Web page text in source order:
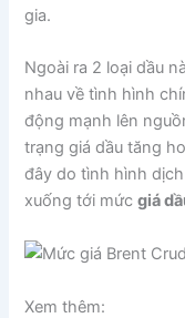
gia.
Ngoài ra 2 loại dầu
nhau về tình hình
động mạnh lên
trạng giá dầu tăng
đây do tình hình
xuống tới mứcgiá
Xem thêm: